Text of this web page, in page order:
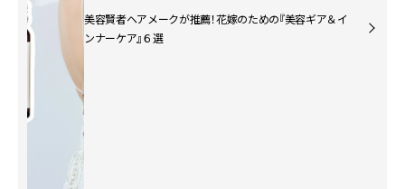
美容賢者ヘアメークが推薦！花嫁のための『美容ギア＆イ
ンナーケア』６選